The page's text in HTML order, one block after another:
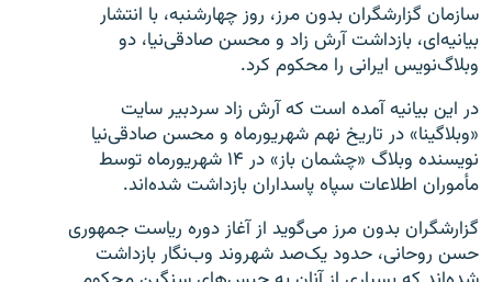
فرکانس‌ها
گزارش‌های تصویری
گزارش‌های ویدئویی
زنان فردا
English
به ما بپیوندید
سازمان گزارشگران بدون مرز، روز چهارشنبه، با انتشار
بیانیه‌ای، بازداشت آرش زاد و محسن صادقی‌نیا، دو
وبلاگ‌نویس ایرانی را محکوم کرد.
در این بیانیه آمده است که آرش زاد سردبیر سایت
«وبلاگینا» در تاریخ نهم شهریورماه و محسن صادقی‌نیا
نویسنده وبلاگ «چشمان باز» در ۱۴ شهریورماه توسط
مأموران اطلاعات سپاه پاسداران بازداشت شده‌اند.
گزارشگران بدون مرز می‌گوید از آغاز دوره ریاست جمهوری
حسن روحانی، حدود یک‌صد شهروند وب‌نگار بازداشت